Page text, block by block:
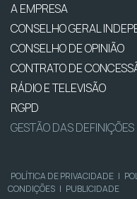
A EMPRESA
CONSELHO GERAL
CONSELHO DE OPINIÃO
CONTRATO DE
RÁDIO E TELEVISÃO
RGPD
GESTÃO DAS
POLÍTICA DE PRIVACIDADE |
CONDIÇÕES | PUBLICIDADE